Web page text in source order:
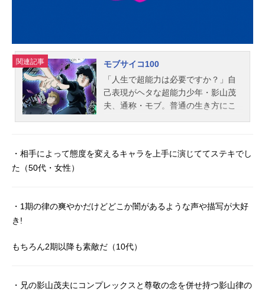
関連記事
モブサイコ100
「人生で超能力は必要ですか？」自
己表現がヘタな超能力少年・影山茂
夫、通称・モブ。普通の生き方にこ
る！！インチキ霊能力者、悪霊、謎
コ100放送形態TVアニメスケジュー
2話キャスト影山茂夫（モブ）：伊藤
松岡禎丞鬼瓦天牙：細谷佳正米里イ
・相手によって態度を変えるキャラを上手に演じててステキでし
た（50代・女性）
・1期の律の爽やかだけどどこか闇があるような声や描写が大好
き!
もちろん2期以降も素敵だ（10代）
・兄の影山茂夫にコンプレックスと尊敬の念を併せ持つ影山律の